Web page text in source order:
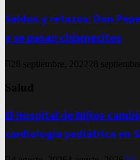
Saldos y retazos: Don
y se pasan chismecitos
28 septiembre, 2022 28
Salud
El Hospital de Niños
cardiología pediátrica en